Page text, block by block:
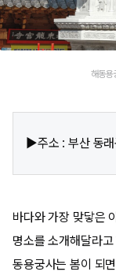
해동
▶주소 : 부산 동
바다와 가장 맞닿은
명소를 소개해달라
동용궁사는 봄이 되